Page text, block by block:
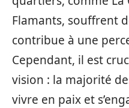
Flamants, souffrent
contribue à une
Cependant, il est
vision : la majorité
vivre en paix et